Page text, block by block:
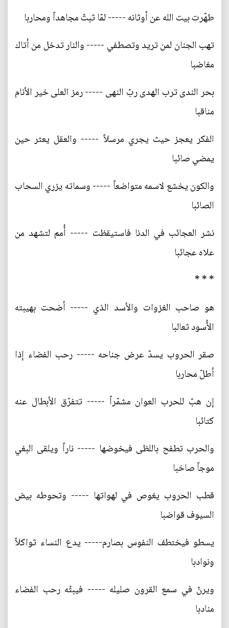
طهّرت بيت الله عن أوثانه ----- لمّا ثبتّ مجاهداً ومحاربا
تهب الجنان لمن تريد وتصطفي ----- والنار تدخل من أتاك
مغاضبا
بحر الندى ترب الهدى ربّ النهى ----- رمز العلى خير الأنام
مناقبا
الفكر يعجز حيث يجري مرسلاً ----- والعقل يعثر حين
يمضي صائبا
والكون يخشع لاسمه متواضعاً ----- وسماته يزري السحاب
الصائبا
نشر العجائب في الدنا فاستيقظت ----- أُمم لتشهد من
علاه عجائبا
* * *
هو صاحب الغزوات والأسد الذي ----- أضحت بهيبته
الأُسود ثعالبا
صقر الحروب يسدّ عرض جناحه ----- رحب الفضاء إذا
أطلّ محاربا
إن هبّ للحرب العوان مشمّراً ----- تتفرّق الأبطال عنه
كتائبا
والحرب تطفح باللظى فيخوضها ----- ناراً ويلقى البغي
موجاً صاخبا
قطب الحروب يغوص في لهواتها ----- وتحوطه بيض
السيوف قواضبا
يسطو فيختطف النفوس بصارم----- يدع النساء ثواكلاً
ونوادبا
ويرنّ في سمع القرون صليله ----- فيبثّه رحب الفضاء
منادبا